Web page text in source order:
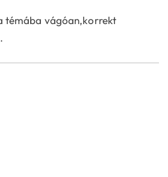
témába vágóan,korrekt